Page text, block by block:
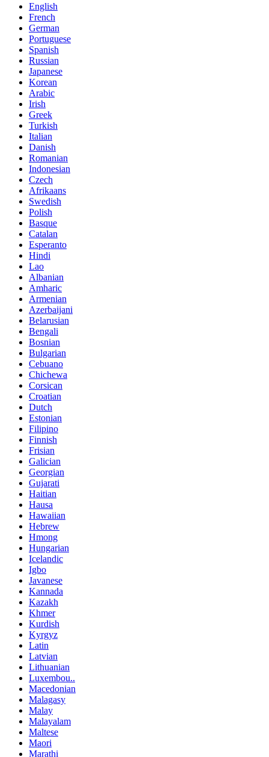
English
French
German
Portuguese
Spanish
Russian
Japanese
Korean
Arabic
Irish
Greek
Turkish
Italian
Danish
Romanian
Indonesian
Czech
Afrikaans
Swedish
Polish
Basque
Catalan
Esperanto
Hindi
Lao
Albanian
Amharic
Armenian
Azerbaijani
Belarusian
Bengali
Bosnian
Bulgarian
Cebuano
Chichewa
Corsican
Croatian
Dutch
Estonian
Filipino
Finnish
Frisian
Galician
Georgian
Gujarati
Haitian
Hausa
Hawaiian
Hebrew
Hmong
Hungarian
Icelandic
Igbo
Javanese
Kannada
Kazakh
Khmer
Kurdish
Kyrgyz
Latin
Latvian
Lithuanian
Luxembou..
Macedonian
Malagasy
Malay
Malayalam
Maltese
Maori
Marathi